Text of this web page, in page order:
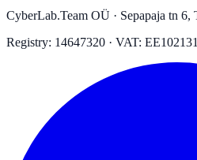
CyberLab.Team OÜ · Sepapaja tn
Registry: 14647320 · VAT: